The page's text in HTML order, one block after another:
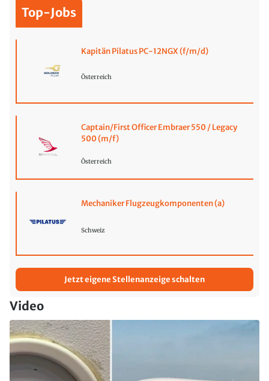
Top-Jobs
Kapitän Pilatus PC-12NGX (f/m/d)
Österreich
Captain/First Officer Embraer 550 / Legacy
500 (m/f)
Österreich
Mechaniker Flugzeugkomponenten (a)
Schweiz
Jetzt eigene Stellenanzeige schalten
Video